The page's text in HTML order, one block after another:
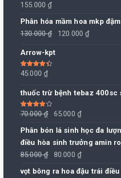
155.000₫
Phân hóa mầm hoa mkp
130.000₫
Giá
là:
120.000₫
Arrow-kpt
Được xếp
4.50
45.000₫
thuốc trừ bệnh tebaz 400sc
Được xếp
hạng 4.00
70.000₫
Giá
65.000 ₫
Phân bón lá sinh học đa
điều hòa sinh trưởng amin
85.000₫
Giá
80.000 ₫
vọt bông ra hoa đậu trái